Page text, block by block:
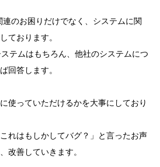
連のお困りだけでなく、システムに関
ております。
テムはもちろん、他社のシステムにつ
回答します。
使っていただけるかを大事にしており
れはもしかしてバグ？」と言ったお声
改善していきます。